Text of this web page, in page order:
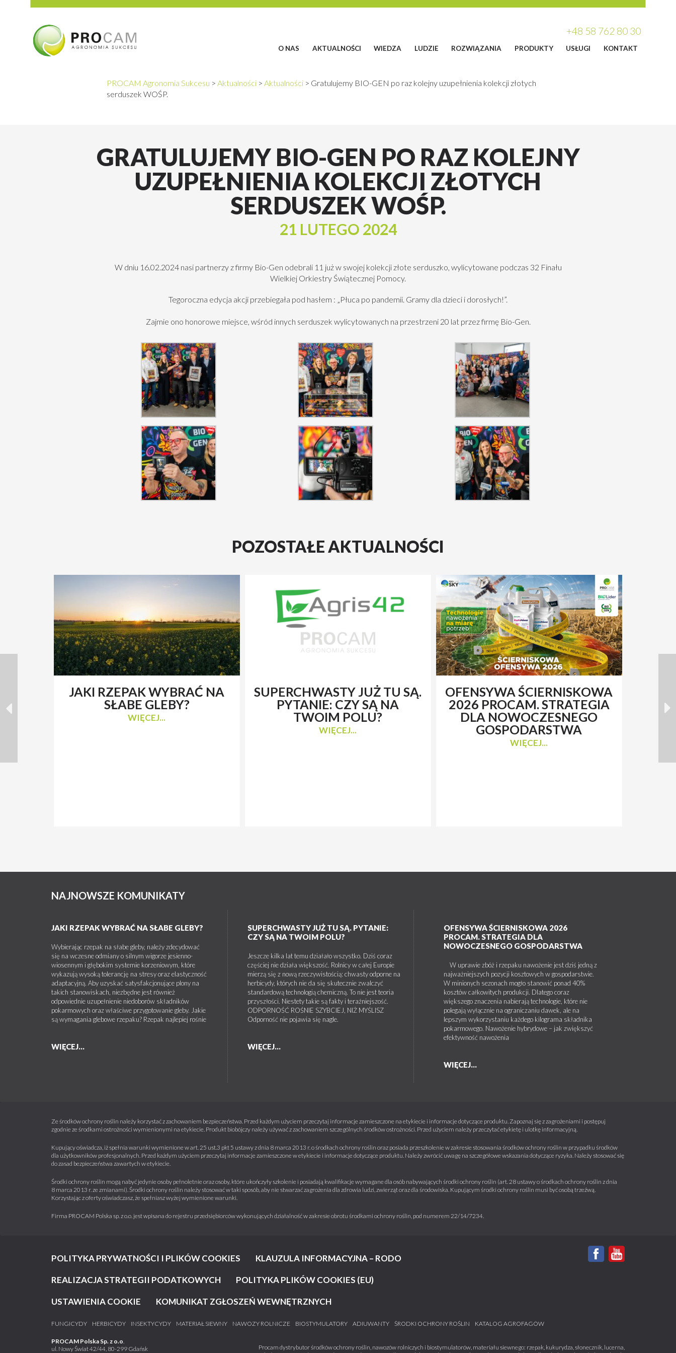
+48 58 762 80 30
O NAS AKTUALNOŚCI WIEDZA LUDZIE ROZWIĄZANIA PRODUKTY USŁUGI KONTAKT
PROCAM Agronomia Sukcesu > Aktualności > Aktualności > Gratulujemy BIO-GEN po raz kolejny uzupełnienia kolekcji złotych
serduszek WOŚP.
GRATULUJEMY BIO-GEN PO RAZ KOLEJNY
UZUPEŁNIENIA KOLEKCJI ZŁOTYCH
SERDUSZEK WOŚP.
21 LUTEGO 2024
W dniu 16.02.2024 nasi partnerzy z firmy Bio-Gen odebrali 11 już w swojej kolekcji złote serduszko, wylicytowane podczas 32 Finału
Wielkiej Orkiestry Świątecznej Pomocy.
Tegoroczna edycja akcji przebiegała pod hasłem : „Płuca po pandemii. Gramy dla dzieci i dorosłych!”.
Zajmie ono honorowe miejsce, wśród innych serduszek wylicytowanych na przestrzeni 20 lat przez firmę Bio-Gen.
POZOSTAŁE AKTUALNOŚCI
JAKI RZEPAK WYBRAĆ NA
SŁABE GLEBY?
WIĘCEJ...
SUPERCHWASTY JUŻ TU SĄ.
PYTANIE: CZY SĄ NA
TWOIM POLU?
WIĘCEJ...
OFENSYWA ŚCIERNISKOWA
2026 PROCAM. STRATEGIA
DLA NOWOCZESNEGO
GOSPODARSTWA
WIĘCEJ...
Z
NAJNOWSZE KOMUNIKATY
JAKI RZEPAK WYBRAĆ NA SŁABE GLEBY?
Wybierając rzepak na słabe gleby, należy zdecydować
się na wczesne odmiany o silnym wigorze jesienno-
wiosennym i głębokim systemie korzeniowym, które
wykazują wysoką tolerancję na stresy oraz elastyczność
adaptacyjną. Aby uzyskać satysfakcjonujące plony na
takich stanowiskach, niezbędne jest również
odpowiednie uzupełnienie niedoborów składników
pokarmowych oraz właściwe przygotowanie gleby. Jakie
są wymagania glebowe rzepaku? Rzepak najlepiej rośnie
WIĘCEJ...
SUPERCHWASTY JUŻ TU SĄ. PYTANIE:
CZY SĄ NA TWOIM POLU?
Jeszcze kilka lat temu działało wszystko. Dziś coraz
częściej nie działa większość. Rolnicy w całej Europie
mierzą się z nową rzeczywistością: chwasty odporne na
herbicydy, których nie da się skutecznie zwalczyć
standardową technologią chemiczną. To nie jest teoria
przyszłości. Niestety takie są fakty i teraźniejszość.
ODPORNOŚĆ ROŚNIE SZYBCIEJ, NIŻ MYŚLISZ
Odporność nie pojawia się nagle.
WIĘCEJ...
OFENSYWA ŚCIERNISKOWA 2026
PROCAM. STRATEGIA DLA
NOWOCZESNEGO GOSPODARSTWA
W uprawie zbóż i rzepaku nawożenie jest dziś jedną z
najważniejszych pozycji kosztowych w gospodarstwie.
W minionych sezonach mogło stanowić ponad 40%
kosztów całkowitych produkcji. Dlatego coraz
większego znaczenia nabierają technologie, które nie
polegają wyłącznie na ograniczaniu dawek, ale na
lepszym wykorzystaniu każdego kilograma składnika
pokarmowego. Nawożenie hybrydowe – jak zwiększyć
efektywność nawożenia
WIĘCEJ...
Ze środków ochrony roślin należy korzystać z zachowaniem bezpieczeństwa. Przed każdym użyciem przeczytaj informacje zamieszczone na etykiecie i informacje dotyczące produktu. Zapoznaj się z zagrożeniami i postępuj
zgodnie ze środkami ostrożności wymienionymi na etykiecie. Produkt biobójczy należy używać z zachowaniem szczególnych środków ostrożności. Przed użyciem należy przeczytać etykietę i ulotkę informacyjną.
Kupujący oświadcza, iż spełnia warunki wymienione w art. 25 ust.3 pkt 5 ustawy z dnia 8 marca 2013 r. o środkach ochrony roślin oraz posiada przeszkolenie w zakresie stosowania środków ochrony roślin w przypadku środków
dla użytkowników profesjonalnych. Przed każdym użyciem przeczytaj informacje zamieszczone w etykiecie i informacje dotyczące produktu. Należy zwrócić uwagę na szczegółowe wskazania dotyczące ryzyka. Należy stosować się
do zasad bezpieczeństwa zawartych w etykiecie.
Środki ochrony roślin mogą nabyć jedynie osoby pełnoletnie oraz osoby, które ukończyły szkolenie i posiadają kwalifikacje wymagane dla osób nabywających środki ochrony roślin (art. 28 ustawy o środkach ochrony roślin z dnia
8 marca 2013 r. ze zmianami). Środki ochrony roślin należy stosować w taki sposób, aby nie stwarzać zagrożenia dla zdrowia ludzi, zwierząt oraz dla środowiska. Kupującym środki ochrony roślin musi być osobą trzeźwą.
Korzystając z oferty oświadczasz, że spełniasz wyżej wymienione warunki.
Firma PROCAM Polska sp. z o.o. jest wpisana do rejestru przedsiębiorców wykonujących działalność w zakresie obrotu środkami ochrony roślin, pod numerem 22/14/7234.
POLITYKA PRYWATNOŚCI I PLIKÓW COOKIES KLAUZULA INFORMACYJNA – RODO
REALIZACJA STRATEGII PODATKOWYCH POLITYKA PLIKÓW COOKIES (EU)
USTAWIENIA COOKIE KOMUNIKAT ZGŁOSZEŃ WEWNĘTRZNYCH
FUNGICYDY HERBICYDY INSEKTYCYDY MATERIAŁ SIEWNY NAWOZY ROLNICZE BIOSTYMULATORY ADIUWANTY ŚRODKI OCHRONY ROŚLIN KATALOG AGROFAGÓW
PROCAM Polska Sp. z o.o
ul. Nowy Świat 42/44, 80-299 Gdańsk
Procam dystrybutor środków ochrony roślin, nawozów rolniczych i biostymulatorów, materiału siewnego: rzepak, kukurydza, słonecznik, lucerna,